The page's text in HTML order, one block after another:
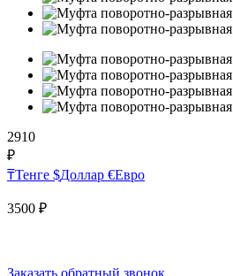
2910
₽
₸Тенге $Доллар €Евро
3500 ₽
Заказать обратный звонок